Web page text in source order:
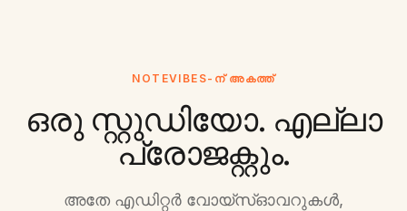
NOTEVIBES-ന് അകത്ത്
ഒരു സ്റ്റുഡിയോ. എല്ലാ
പ്രോജക്റ്റും.
അതേ എഡിറ്റർ വോയ്‌സ്ഓവറുകൾ,